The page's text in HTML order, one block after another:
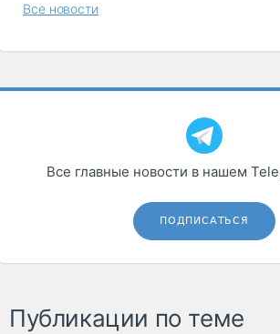
Все новости
Все главные новости в нашем
ПОДПИСАТЬСЯ
Публикации по теме